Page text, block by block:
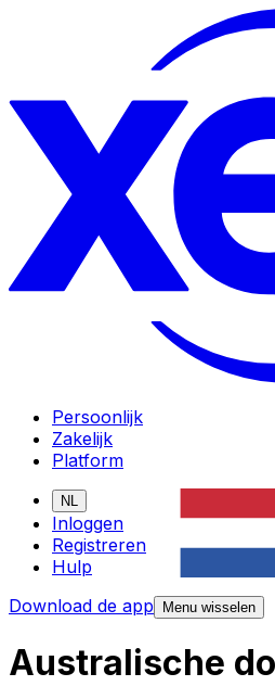
Persoonlijk
Zakelijk
Platform
NL
Inloggen
Registreren
Hulp
Download de app
Menu wisselen
Australische